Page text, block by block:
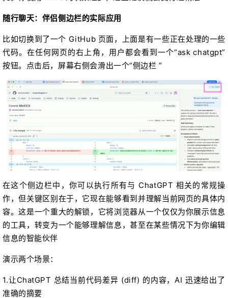
随行聊天：伴侣侧边栏的实际应用
比如切换到了一个 GitHub 页面，上面是有一些正在处理的一些
代码。在任何网页的右上角，用户都会看到一个“ask chatgpt”
按钮。点击后，屏幕右侧会滑出一个“侧边栏 ”
在这个侧边栏中，你可以执行所有与 ChatGPT 相关的常规操
作，但关键区别在于，它现在能够看到并理解当前网页的具体内
容。这是一个重大的解锁，它将浏览器从一个仅仅为你展示信息
的工具，转变为一个能够理解信息，甚至在某些情况下为你编辑
信息的智能伙伴
演示两个场景：
1.让ChatGPT 总结当前代码差异 (diff) 的内容，AI 迅速给出了
准确的摘要